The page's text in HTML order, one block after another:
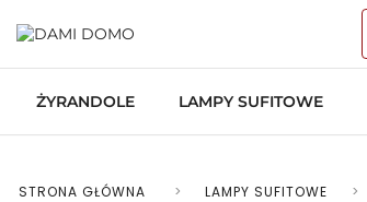
ŻYRANDOLE LAMPY SUFITOWE
STRONA GŁÓWNA > LAMPY SUFITOWE >